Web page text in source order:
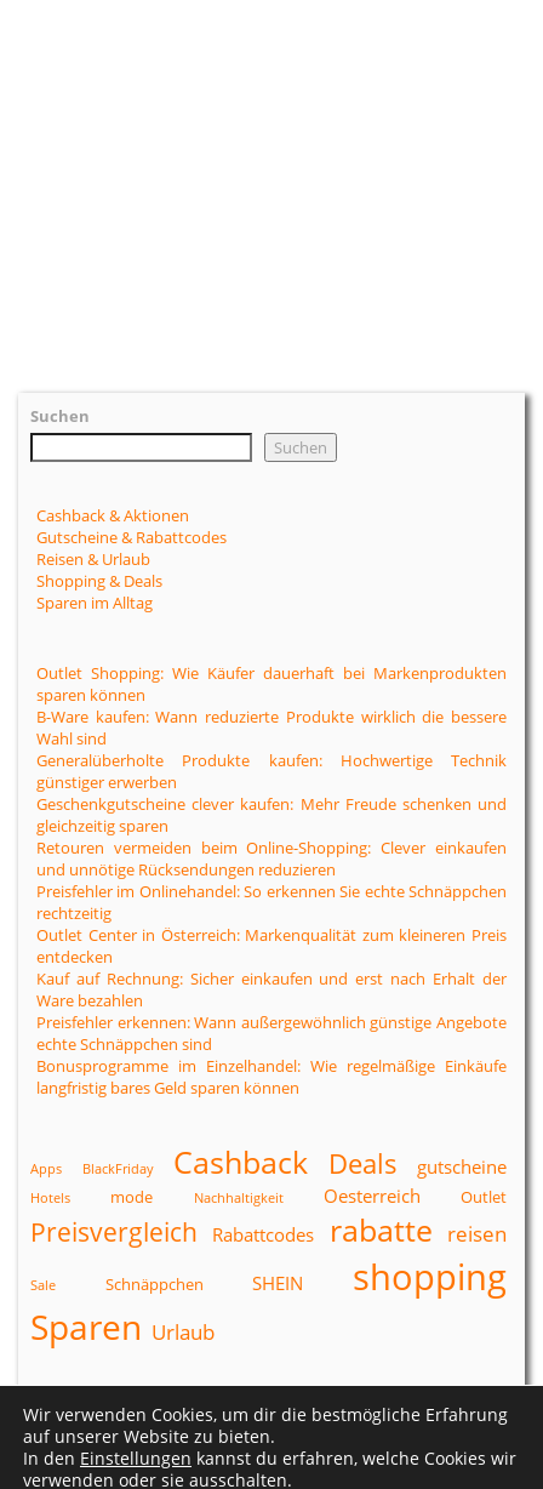
Suchen
Suchen
Cashback & Aktionen
Gutscheine & Rabattcodes
Reisen & Urlaub
Shopping & Deals
Sparen im Alltag
Outlet Shopping: Wie Käufer dauerhaft bei Markenprodukten
sparen können
B-Ware kaufen: Wann reduzierte Produkte wirklich die bessere
Wahl sind
Generalüberholte Produkte kaufen: Hochwertige Technik
günstiger erwerben
Geschenkgutscheine clever kaufen: Mehr Freude schenken und
gleichzeitig sparen
Retouren vermeiden beim Online-Shopping: Clever einkaufen
und unnötige Rücksendungen reduzieren
Preisfehler im Onlinehandel: So erkennen Sie echte Schnäppchen
rechtzeitig
Outlet Center in Österreich: Markenqualität zum kleineren Preis
entdecken
Kauf auf Rechnung: Sicher einkaufen und erst nach Erhalt der
Ware bezahlen
Preisfehler erkennen: Wann außergewöhnlich günstige Angebote
echte Schnäppchen sind
Bonusprogramme im Einzelhandel: Wie regelmäßige Einkäufe
langfristig bares Geld sparen können
Apps BlackFriday Cashback Deals gutscheine
Hotels mode Nachhaltigkeit Oesterreich Outlet
Preisvergleich Rabattcodes rabatte reisen
Sale Schnäppchen SHEIN shopping
Sparen Urlaub
Datenschutzerklärung |Impressum
Wir verwenden Cookies, um dir die bestmögliche Erfahrung
auf unserer Website zu bieten.
In den Einstellungen kannst du erfahren, welche Cookies wir
verwenden oder sie ausschalten.